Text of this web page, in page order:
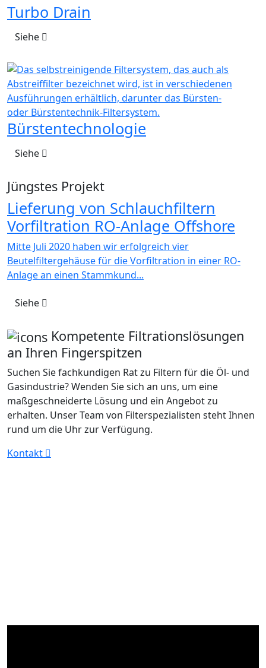
Turbo Drain
Siehe
Bürstentechnologie
Siehe
Jüngstes Projekt
Lieferung von Schlauchfiltern
Vorfiltration RO-Anlage Offshore
Mitte Juli 2020 haben wir erfolgreich vier
Beutelfiltergehäuse für die Vorfiltration in einer RO-
Anlage an einen Stammkund...
Siehe
Kompetente Filtrationslösungen
an Ihren Fingerspitzen
Suchen Sie fachkundigen Rat zu Filtern für die Öl- und
Gasindustrie? Wenden Sie sich an uns, um eine
maßgeschneiderte Lösung und ein Angebot zu
erhalten. Unser Team von Filterspezialisten steht Ihnen
rund um die Uhr zur Verfügung.
Kontakt